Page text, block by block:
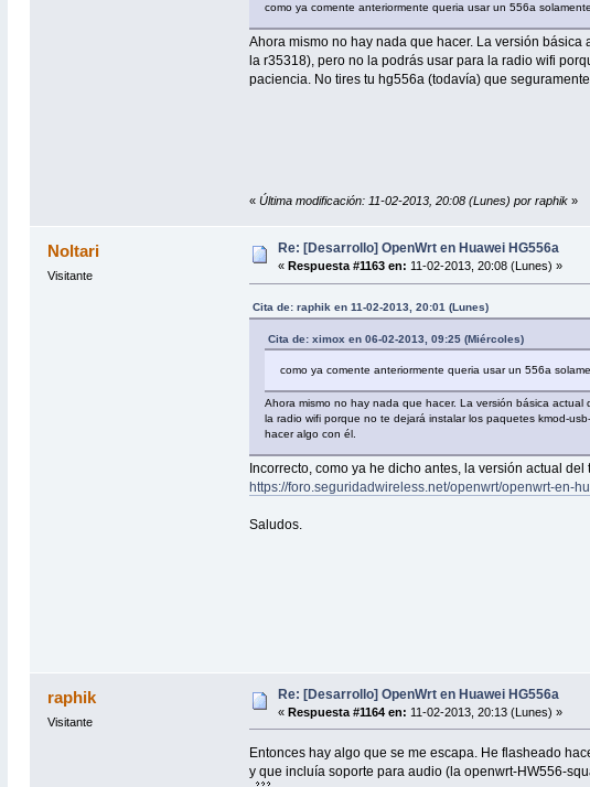
como ya comente anteriormente queria usar un 556a
Ahora mismo no hay nada que hacer. La versión
la r35318), pero no la podrás usar para la radio wifi
paciencia. No tires tu hg556a (todavía) que
«Última modificación: 11-02-2013, 20:08 (Lunes) por raphik »
Noltari
Visitante
Re: [Desarrollo] OpenWrt en Huawei HG556a
« Respuesta #1163 en: 11-02-2013, 20:08 (Lunes) »
Cita de: raphik en 11-02-2013, 20:01 (Lunes)
Cita de: ximox en 06-02-2013, 09:25 (Miércoles)
como ya comente anteriormente queria usar un 556a
Ahora mismo no hay nada que hacer. La versión básica
la radio wifi porque no te dejará instalar los paquetes kmod-
hacer algo con él.
Incorrecto, como ya he dicho antes, la versión actual
https://foro.seguridadwireless.net/openwrt/openwrt-en-
Saludos.
raphik
Visitante
Re: [Desarrollo] OpenWrt en Huawei HG556a
« Respuesta #1164 en: 11-02-2013, 20:13 (Lunes) »
Entonces hay algo que se me escapa. He flasheado
y que incluía soporte para audio (la openwrt-HW556-